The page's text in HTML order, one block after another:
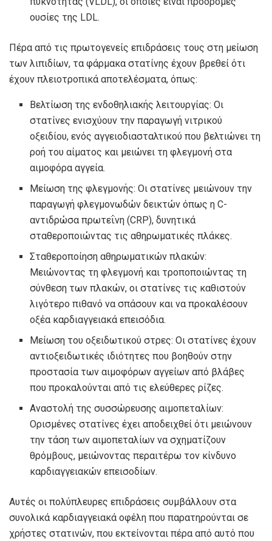
ουσίες της LDL.
Πέρα από τις πρωτογενείς επιδράσεις τους στη μείωση
των λιπιδίων, τα φάρμακα στατίνης έχουν βρεθεί ότι
έχουν πλειοτροπικά αποτελέσματα, όπως:
Βελτίωση της ενδοθηλιακής λειτουργίας: Οι
στατίνες ενισχύουν την παραγωγή νιτρικού
οξειδίου, ενός αγγειοδιασταλτικού που βελτιώνει τη
ροή του αίματος και μειώνει τη φλεγμονή στα
αιμοφόρα αγγεία.
Μείωση της φλεγμονής: Οι στατίνες μειώνουν την
παραγωγή φλεγμονωδών δεικτών όπως η C-
αντιδρώσα πρωτεΐνη (CRP), δυνητικά
σταθεροποιώντας τις αθηρωματικές πλάκες.
Σταθεροποίηση αθηρωματικών πλακών:
Μειώνοντας τη φλεγμονή και τροποποιώντας τη
σύνθεση των πλακών, οι στατίνες τις καθιστούν
λιγότερο πιθανό να σπάσουν και να προκαλέσουν
οξέα καρδιαγγειακά επεισόδια.
Μείωση του οξειδωτικού στρες: Οι στατίνες έχουν
αντιοξειδωτικές ιδιότητες που βοηθούν στην
προστασία των αιμοφόρων αγγείων από βλάβες
που προκαλούνται από τις ελεύθερες ρίζες.
Αναστολή της συσσώρευσης αιμοπεταλίων:
Ορισμένες στατίνες έχει αποδειχθεί ότι μειώνουν
την τάση των αιμοπεταλίων να σχηματίζουν
θρόμβους, μειώνοντας περαιτέρω τον κίνδυνο
καρδιαγγειακών επεισοδίων.
Αυτές οι πολύπλευρες επιδράσεις συμβάλλουν στα
συνολικά καρδιαγγειακά οφέλη που παρατηρούνται σε
χρήστες στατινών, που εκτείνονται πέρα ​​από αυτό που